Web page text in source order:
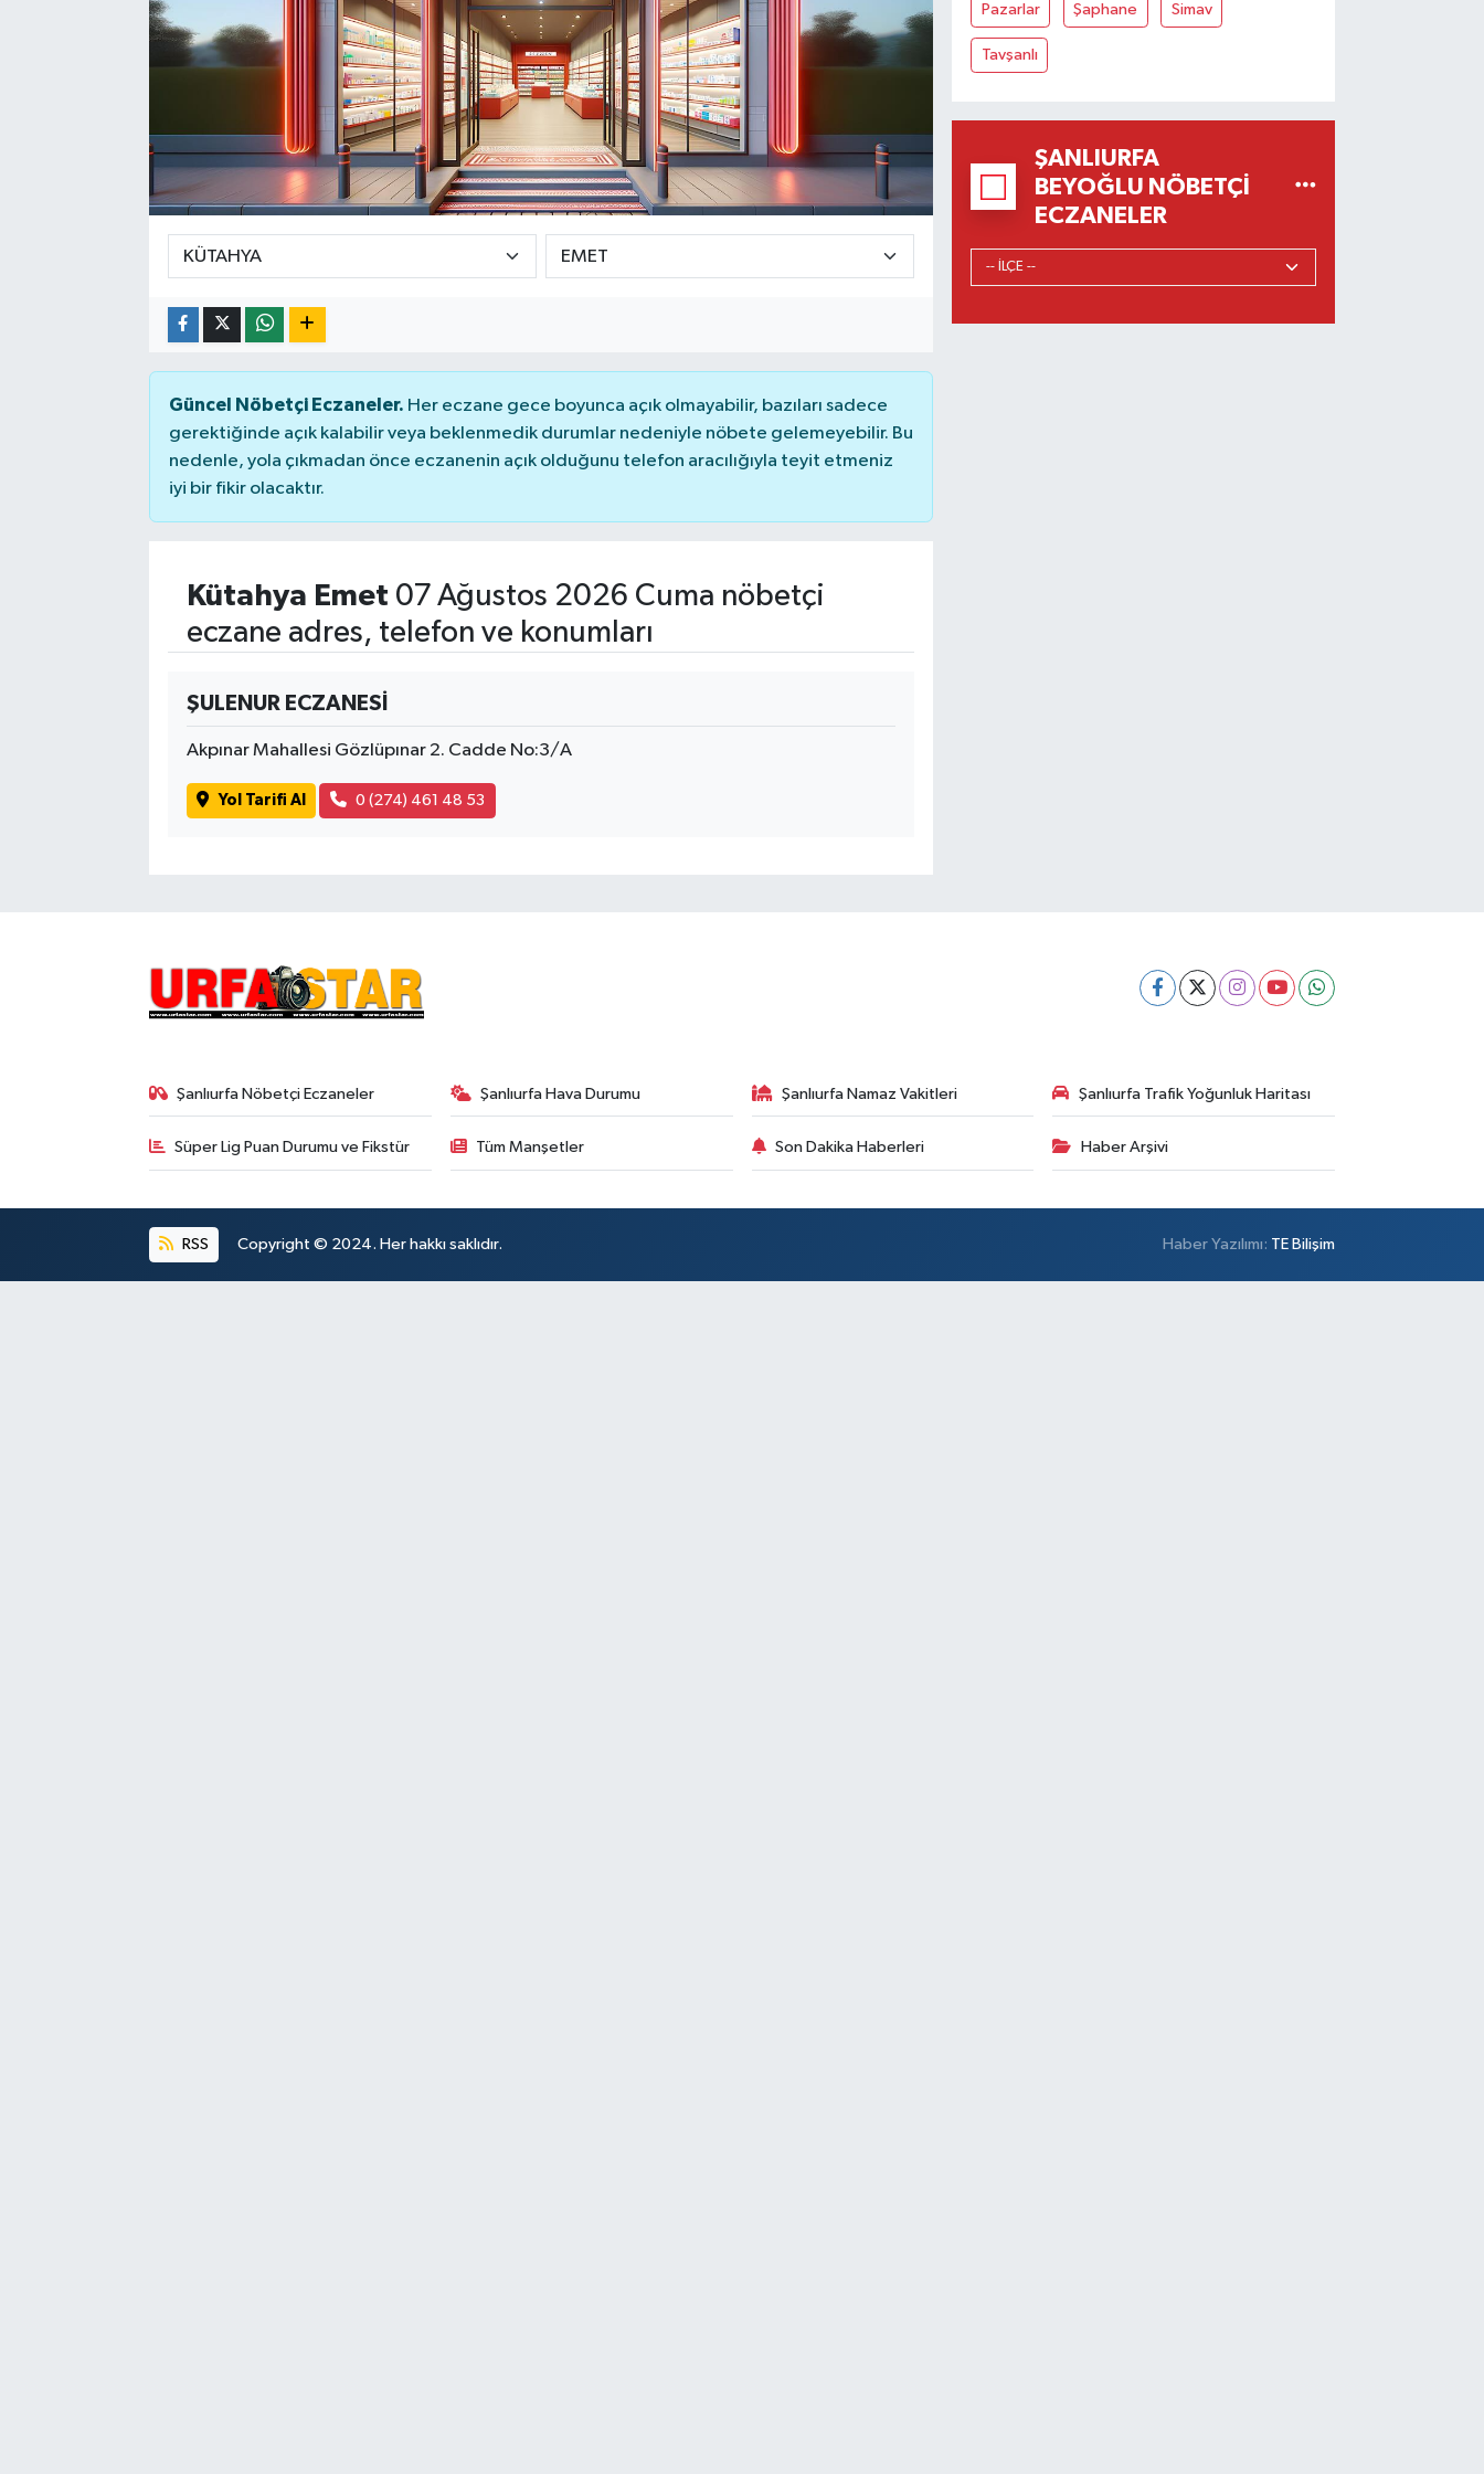
Güncel Nöbetçi Eczaneler. Her eczane gece boyunca açık olmayabilir, bazıları sadece
gerektiğinde açık kalabilir veya beklenmedik durumlar nedeniyle nöbete gelemeyebilir. Bu
nedenle, yola çıkmadan önce eczanenin açık olduğunu telefon aracılığıyla teyit etmeniz
iyi bir fikir olacaktır.
Kütahya Emet 07 Ağustos 2026 Cuma nöbetçi
eczane adres, telefon ve konumları
ŞULENUR ECZANESİ
Akpınar Mahallesi Gözlüpınar 2. Cadde No:3/A
Yol Tarifi Al 0 (274) 461 48 53
Pazarlar Şaphane Simav
Tavşanlı
ŞANLIURFA
BEYOĞLU NÖBETÇI
ECZANELER
Şanlıurfa Nöbetçi Eczaneler Şanlıurfa Hava Durumu Şanlıurfa Namaz Vakitleri Şanlıurfa Trafik Yoğunluk Haritası
Süper Lig Puan Durumu ve Fikstür Tüm Manşetler Son Dakika Haberleri Haber Arşivi
RSS Copyright © 2024. Her hakkı saklıdır. Haber Yazılımı: TE Bilişim